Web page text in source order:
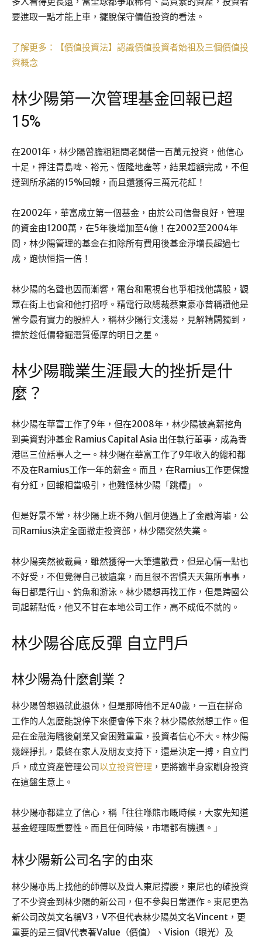
要進取一點才能上車，擺脫保守價值投資的看法。
了解更多：【價值投資法】認識價值投資者始祖及三個價值投
資概念
林少陽第一次管理基金回報已超
15%
在2001年，林少陽曾膽粗粗問老闆借一百萬元投資，他信心
十足，押注青島啤、裕元、恆隆地產等，結果超額完成，不但
達到所承諾的15%回報，而且還獲得三萬元花紅！
在2002年，華富成立第一個基金，由於公司信譽良好，管理
的資金由1200萬，在5年後增加至4億！在2002至2004年
間，林少陽管理的基金在扣除所有費用後基金淨增長超過七
成，跑快恒指一倍！
林少陽的名聲也因而漸響，電台和電視台也爭相找他講股，觀
眾在街上也會和他打招呼。精電行政總裁蔡東豪亦曾稱讚他是
當今最有實力的股評人，稱林少陽行文淺易，見解精闢獨到，
擅於趁低價發掘潛質優厚的明日之星。
林少陽職業生涯最大的挫折是什
麼？
林少陽在華富工作了9年，但在2008年，林少陽被高薪挖角
到美資對沖基金 Ramius Capital Asia 出任執行董事，成為香
港區三位話事人之一。林少陽在華富工作了9年收入的總和都
不及在Ramius工作一年的薪金。而且，在Ramius工作更保證
有分紅，回報相當吸引，也難怪林少陽「跳槽」。
但是好景不常，林少陽上班不夠八個月便遇上了金融海嘯，公
司Ramius決定全面撤走投資部，林少陽突然失業。
林少陽突然被裁員，雖然獲得一大筆遣散費，但是心情一點也
不好受，不但覺得自己被遺棄，而且很不習慣天天無所事事，
每日都是行山、釣魚和游泳。林少陽想再找工作，但是跨國公
司起薪點低，他又不甘在本地公司工作，高不成低不就的。
林少陽谷底反彈 自立門戶
林少陽為什麼創業？
林少陽曾想過就此退休，但是那時他不足40歲，一直在拼命
工作的人怎麼能說停下來便會停下來？林少陽依然想工作。但
是在金融海嘯後創業又會困難重重，投資者信心不大。林少陽
幾經掙扎，最終在家人及朋友支持下，還是決定一搏，自立門
戶，成立資產管理公司以立投資管理 ，更將逾半身家瞓身投資
在這盤生意上。
林少陽亦都建立了信心，稱「往往喺熊市嘅時候，大家先知道
基金經理嘅重要性。而且任何時候，市場都有機遇。」
林少陽新公司名字的由來
林少陽亦馬上找他的師傅以及貴人東尼撐腰，東尼也的確投資
了不少資金到林少陽的新公司，但不參與日常運作。東尼更為
新公司改英文名稱V3，V不但代表林少陽英文名Vincent，更
重要的是三個V代表著Value（價值）、Vision（眼光）及